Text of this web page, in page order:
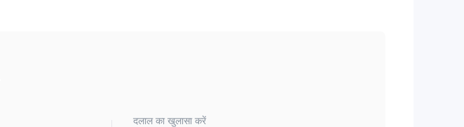
दलाल का खुलासा करें